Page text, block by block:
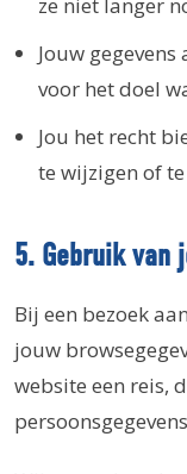
Jouw
voor het doel
Jou het recht
te wijzigen of
5. Gebruik van
Bij een bezoek
jouw
website een reis,